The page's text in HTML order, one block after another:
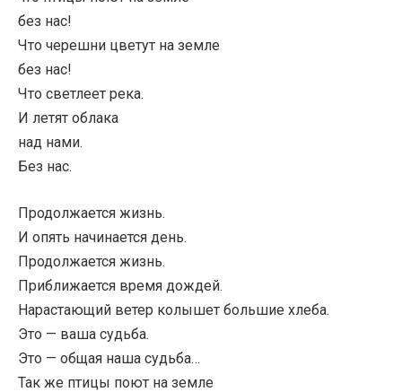
без нас!
Что черешни цветут на земле
без нас!
Что светлеет река.
И летят облака
над нами.
Без нас.
Продолжается жизнь.
И опять начинается день.
Продолжается жизнь.
Приближается время дождей.
Нарастающий ветер колышет большие хлеба.
Это — ваша судьба.
Это — общая наша судьба…
Так же птицы поют на земле